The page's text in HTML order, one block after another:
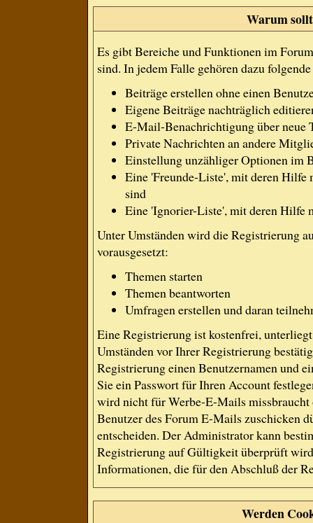
Warum
Es gibt Bereiche und Funktionen im
sind. In jedem Falle gehören dazu
Beiträge erstellen ohne einen
Eigene Beiträge nachträglich
E-Mail-Benachrichtigung über neue
Private Nachrichten an andere
Einstellung unzähliger Optionen im
Eine 'Freunde-Liste', mit deren Hilfe
sind
Eine 'Ignorier-Liste', mit deren Hilfe
Unter Umständen wird die Registrierung
vorausgesetzt:
Themen starten
Themen beantworten
Umfragen erstellen und daran
Eine Registrierung ist kostenfrei,
Umständen vor Ihrer Registrierung
Registrierung einen Benutzernamen und
Sie ein Passwort für Ihren Account
wird nicht für Werbe-E-Mails missbraucht
Benutzer des Forum E-Mails zuschicken
entscheiden. Der Administrator kann
Registrierung auf Gültigkeit überprüft
Informationen, die für den Abschluß der
Werden